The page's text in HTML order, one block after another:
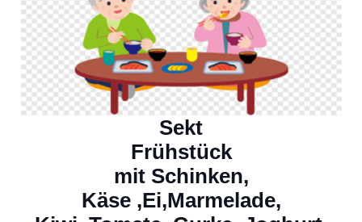
Sekt
Frühstück
mit Schinken,
Käse,Ei,Marmelade,